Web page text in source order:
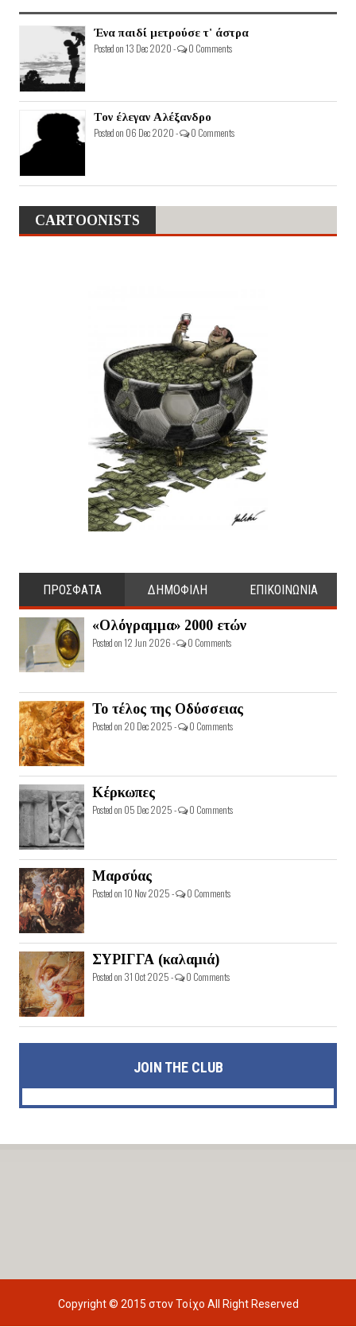
Ένα παιδί μετρούσε τ' άστρα
Posted on 13 Dec 2020 - 0 Comments
Τον έλεγαν Αλέξανδρο
Posted on 06 Dec 2020 - 0 Comments
CARTOONISTS
ΠΡΟΣΦΑΤΑ ΔΗΜΟΦΙΛΗ ΕΠΙΚΟΙΝΩΝΙΑ
«Ολόγραμμα» 2000 ετών
Posted on 12 Jun 2026 - 0 Comments
Το τέλος της Οδύσσειας
Posted on 20 Dec 2025 - 0 Comments
Κέρκωπες
Posted on 05 Dec 2025 - 0 Comments
Μαρσύας
Posted on 10 Nov 2025 - 0 Comments
ΣΥΡΙΓΓΑ (καλαμιά)
Posted on 31 Oct 2025 - 0 Comments
JOIN THE CLUB
Copyright © 2015 στον Τοίχο All Right Reserved